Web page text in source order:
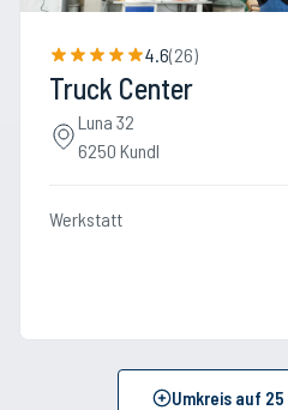
4.6(26)
Truck Center
Luna 32
6250 Kundl
Werkstatt
Umkreis auf 25